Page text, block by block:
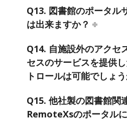
Q13. 図書館のポータル
は出来ますか？
Q14. 自施設外のアクセ
セスのサービスを提供
トロールは可能でしょ
Q15. 他社製の図書館
RemoteXsのポータル